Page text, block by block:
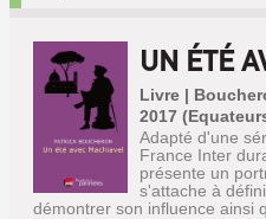
UN ÉTÉ
Livre |
2017
Adapté d'une
France Inter
présente un
s'attache à
démontrer son influence ainsi